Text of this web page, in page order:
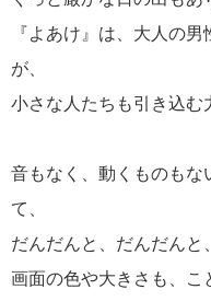
『よあけ』は、大人の
が、
小さな人たちも引き込む
音もなく、動くものもな
て、
だんだんと、だんだんと
画面の色や大きさも、こ